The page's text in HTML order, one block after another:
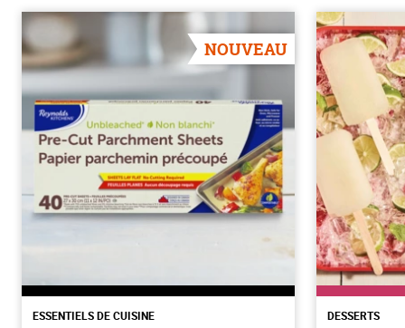
NOUVEAU
ESSENTIELS DE CUISINE DESSERTS